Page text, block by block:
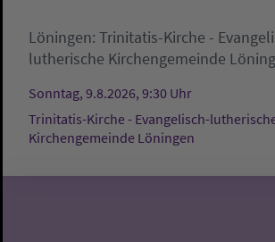
Löningen: Trinitatis-Kirche -
lutherische Kirchengemeinde
Sonntag, 9.8.2026, 9:30 Uhr
Trinitatis-Kirche - Evangelisch-
Kirchengemeinde Löningen